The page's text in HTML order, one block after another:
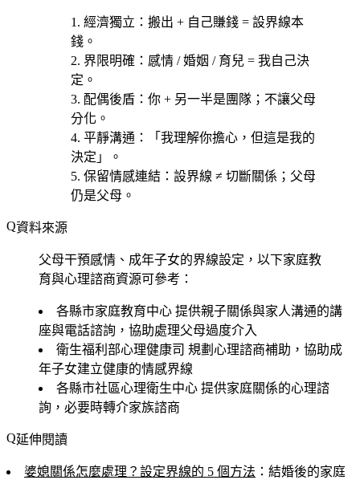
經濟獨立 ：搬出 + 自己賺錢 = 設界線本
錢。
界限明確 ：感情 / 婚姻 / 育兒 = 我自己決
定。
配偶後盾 ：你 + 另一半是團隊；不讓父母
分化。
平靜溝通 ：「我理解你擔心，但這是我的
決定」。
保留情感連結 ：設界線 ≠ 切斷關係；父母
仍是父母。
資料來源
父母干預感情、成年子女的界線設定，以下家庭教
育與心理諮商資源可參考：
各縣市家庭教育中心 提供親子關係與家人溝通的講
座與電話諮詢，協助處理父母過度介入
衛生福利部心理健康司 規劃心理諮商補助，協助成
年子女建立健康的情感界線
各縣市社區心理衛生中心 提供家庭關係的心理諮
詢，必要時轉介家族諮商
延伸閱讀
婆媳關係怎麼處理？設定界線的 5 個方法 ：結婚後的家庭